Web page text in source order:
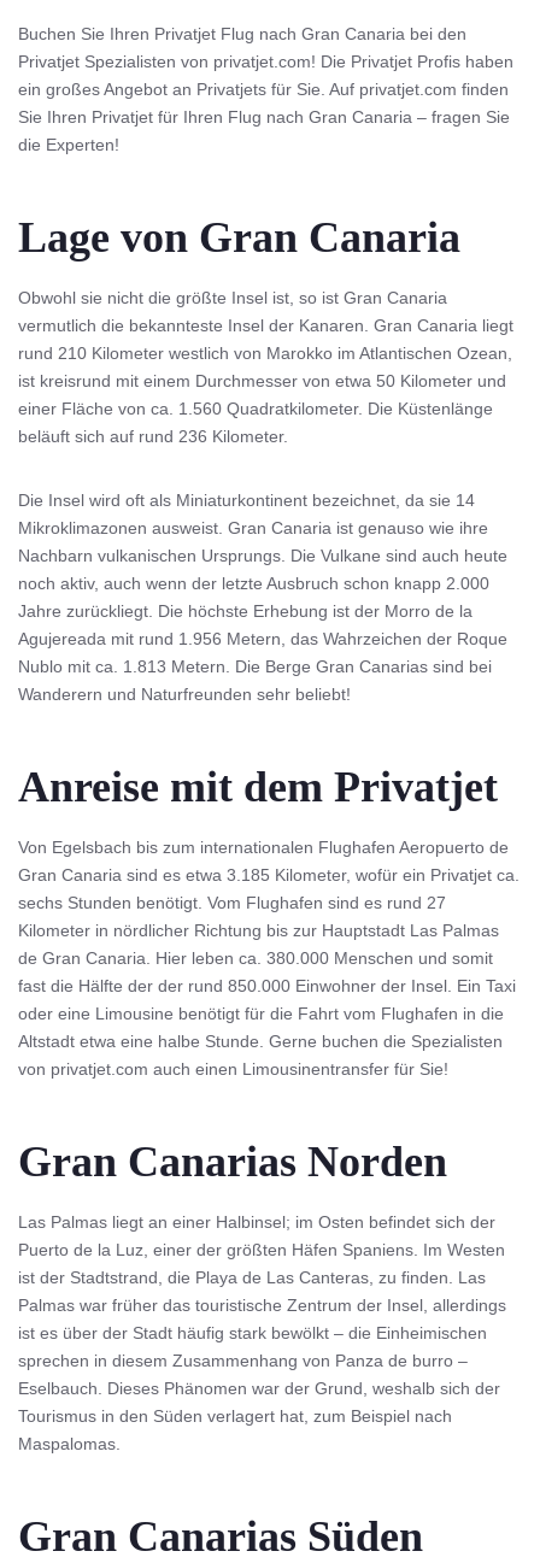
Buchen Sie Ihren Privatjet Flug nach Gran Canaria bei den
Privatjet Spezialisten von privatjet.com! Die Privatjet Profis haben
ein großes Angebot an Privatjets für Sie. Auf privatjet.com finden
Sie Ihren Privatjet für Ihren Flug nach Gran Canaria – fragen Sie
die Experten!
Lage von Gran Canaria
Obwohl sie nicht die größte Insel ist, so ist Gran Canaria
vermutlich die bekannteste Insel der Kanaren. Gran Canaria liegt
rund 210 Kilometer westlich von Marokko im Atlantischen Ozean,
ist kreisrund mit einem Durchmesser von etwa 50 Kilometer und
einer Fläche von ca. 1.560 Quadratkilometer. Die Küstenlänge
beläuft sich auf rund 236 Kilometer.
Die Insel wird oft als Miniaturkontinent bezeichnet, da sie 14
Mikroklimazonen ausweist. Gran Canaria ist genauso wie ihre
Nachbarn vulkanischen Ursprungs. Die Vulkane sind auch heute
noch aktiv, auch wenn der letzte Ausbruch schon knapp 2.000
Jahre zurückliegt. Die höchste Erhebung ist der Morro de la
Agujereada mit rund 1.956 Metern, das Wahrzeichen der Roque
Nublo mit ca. 1.813 Metern. Die Berge Gran Canarias sind bei
Wanderern und Naturfreunden sehr beliebt!
Anreise mit dem Privatjet
Von Egelsbach bis zum internationalen Flughafen Aeropuerto de
Gran Canaria sind es etwa 3.185 Kilometer, wofür ein Privatjet ca.
sechs Stunden benötigt. Vom Flughafen sind es rund 27
Kilometer in nördlicher Richtung bis zur Hauptstadt Las Palmas
de Gran Canaria. Hier leben ca. 380.000 Menschen und somit
fast die Hälfte der der rund 850.000 Einwohner der Insel. Ein Taxi
oder eine Limousine benötigt für die Fahrt vom Flughafen in die
Altstadt etwa eine halbe Stunde. Gerne buchen die Spezialisten
von privatjet.com auch einen Limousinentransfer für Sie!
Gran Canarias Norden
Las Palmas liegt an einer Halbinsel; im Osten befindet sich der
Puerto de la Luz, einer der größten Häfen Spaniens. Im Westen
ist der Stadtstrand, die Playa de Las Canteras, zu finden. Las
Palmas war früher das touristische Zentrum der Insel, allerdings
ist es über der Stadt häufig stark bewölkt – die Einheimischen
sprechen in diesem Zusammenhang von Panza de burro –
Eselbauch. Dieses Phänomen war der Grund, weshalb sich der
Tourismus in den Süden verlagert hat, zum Beispiel nach
Maspalomas.
Gran Canarias Süden